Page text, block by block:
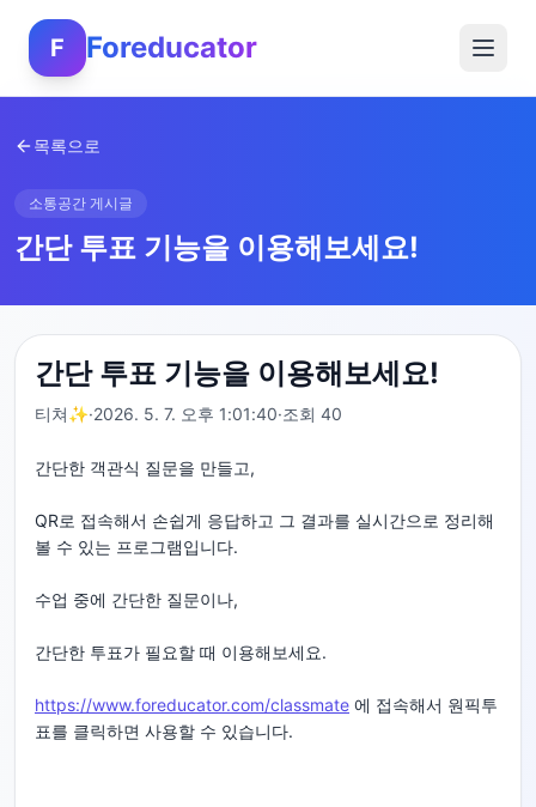
F Foreducator
목록으로
소통공간 게시글
간단 투표 기능을 이용해보세요!
간단 투표 기능을 이용해보세요!
티쳐✨·2026. 5. 7. 오후 1:01:40·조회 40
간단한 객관식 질문을 만들고,
QR로 접속해서 손쉽게 응답하고 그 결과를 실시간으로 정리해
볼 수 있는 프로그램입니다.
수업 중에 간단한 질문이나,
간단한 투표가 필요할 때 이용해보세요.
https://www.foreducator.com/classmate 에 접속해서 원픽투
표를 클릭하면 사용할 수 있습니다.